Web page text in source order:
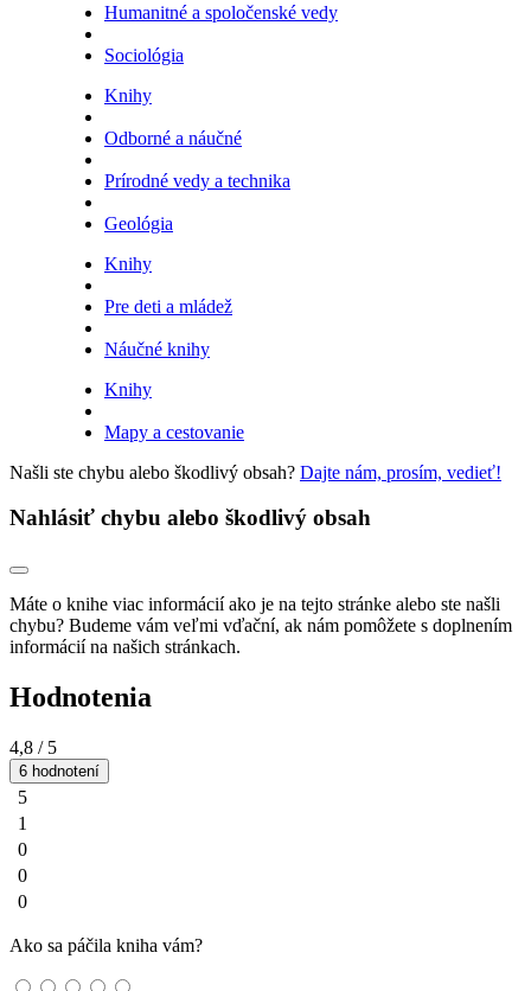
Humanitné a spoločenské vedy
Sociológia
Knihy
Odborné a náučné
Prírodné vedy a technika
Geológia
Knihy
Pre deti a mládež
Náučné knihy
Knihy
Mapy a cestovanie
Našli ste chybu alebo škodlivý obsah? Dajte nám, prosím, vedieť!
Nahlásiť chybu alebo škodlivý obsah
Máte o knihe viac informácií ako je na tejto stránke alebo ste našli
chybu? Budeme vám veľmi vďační, ak nám pomôžete s doplnením
informácií na našich stránkach.
Hodnotenia
4,8 / 5
6 hodnotení
5
1
0
0
0
Ako sa páčila kniha vám?